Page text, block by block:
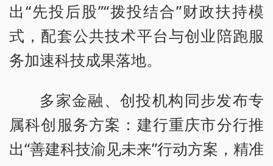
出“先投后股”“拨投结合”财政扶持模
式，配套公共技术平台与创业陪跑服
务加速科技成果落地。
多家金融、创投机构同步发布专
属科创服务方案：建行重庆市分行推
出“善建科技渝见未来”行动方案，精准